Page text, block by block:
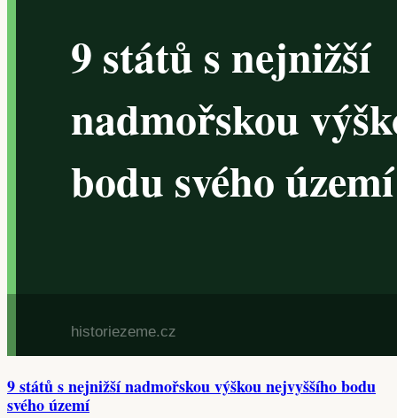
9 států s nejnižší nadmořskou výškou nejvyššího bodu
svého území